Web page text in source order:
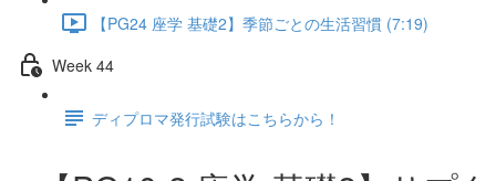
【PG24 座学 基礎2】季節ごとの生活習慣 (7:19)
Week 44
ディプロマ発行試験はこちらから！